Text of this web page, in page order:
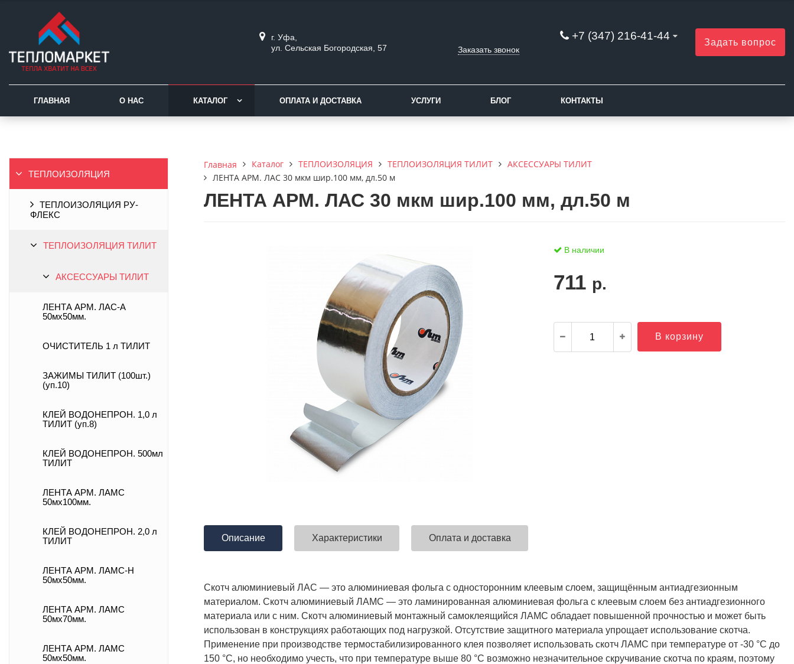
г. Уфа,
ул. Сельская Богородская, 57
+7 (347) 216-41-44
Заказать звонок
Задать вопрос
ГЛАВНАЯ О НАС КАТАЛОГ ОПЛАТА И ДОСТАВКА УСЛУГИ БЛОГ КОНТАКТЫ
ТЕПЛОИЗОЛЯЦИЯ
ТЕПЛОИЗОЛЯЦИЯ РУ-
ФЛЕКС
ТЕПЛОИЗОЛЯЦИЯ ТИЛИТ
АКСЕССУАРЫ ТИЛИТ
ЛЕНТА АРМ. ЛАС-А
50мх50мм.
ОЧИСТИТЕЛЬ 1 л ТИЛИТ
ЗАЖИМЫ ТИЛИТ (100шт.)
(уп.10)
КЛЕЙ ВОДОНЕПРОН. 1,0 л
ТИЛИТ (уп.8)
КЛЕЙ ВОДОНЕПРОН. 500мл
ТИЛИТ
ЛЕНТА АРМ. ЛАМС
50мх100мм.
КЛЕЙ ВОДОНЕПРОН. 2,0 л
ТИЛИТ
ЛЕНТА АРМ. ЛАМС-Н
50мх50мм.
ЛЕНТА АРМ. ЛАМС
50мх70мм.
ЛЕНТА АРМ. ЛАМС
50мх50мм.
Главная Каталог ТЕПЛОИЗОЛЯЦИЯ ТЕПЛОИЗОЛЯЦИЯ ТИЛИТ
АКСЕССУАРЫ ТИЛИТ
ЛЕНТА АРМ. ЛАС 30 мкм шир.100 мм, дл.50 м
ЛЕНТА АРМ. ЛАС 30 мкм шир.100 мм, дл.50 м
В наличии
711 р.
В корзину
Описание Характеристики Оплата и доставка
Скотч алюминиевый ЛАС — это алюминиевая фольга с односторонним клеевым слоем, защищённым антиадгезионным
материалом. Скотч алюминиевый ЛАМС — это ламинированная алюминиевая фольга с клеевым слоем без антиадгезионного
материала или с ним. Скотч алюминиевый монтажный самоклеящийся ЛАМС обладает повышенной прочностью и может быть
использован в конструкциях работающих под нагрузкой. Отсутствие защитного материала упрощает использование скотча.
Применение при производстве термостабилизированного клея позволяет использовать cкотч ЛАМС при температуре от -30 °С до
150 °С, но необходимо учесть, что при температуре выше 80 °С возможно незначительное скручивание скотча по краям, поэтому